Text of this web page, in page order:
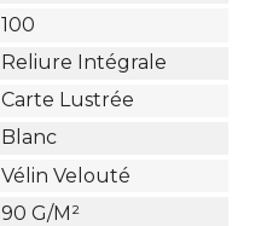
100
Reliure Intégrale
Carte Lustrée
Blanc
Vélin Velouté
90 G/m²